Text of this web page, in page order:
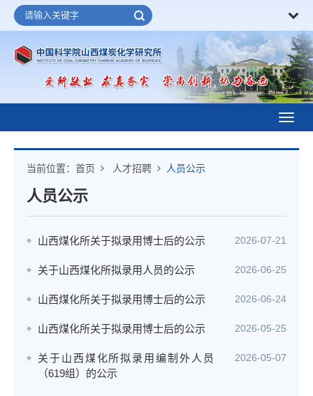
当前位置： 首页 人才招聘 人员公示
人员公示
山西煤化所关于拟录用博士后的公示 2026-07-21
关于山西煤化所拟录用人员的公示 2026-06-25
山西煤化所关于拟录用博士后的公示 2026-06-24
山西煤化所关于拟录用博士后的公示 2026-05-25
关于山西煤化所拟录用编制外人员
（619组）的公示
2026-05-07